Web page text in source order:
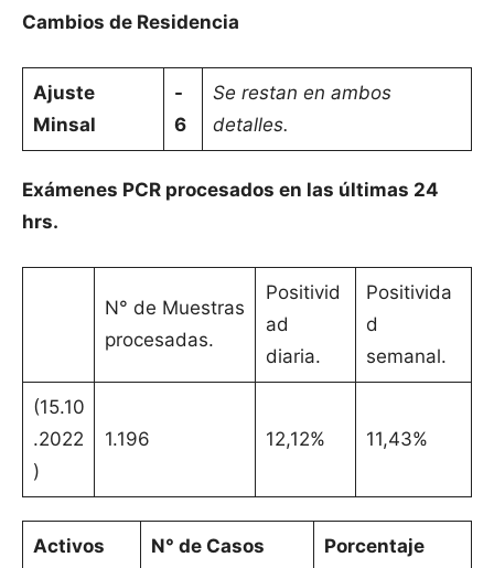
Cambios de Residencia
Ajuste
Minsal
-
6
Se restan en ambos
detalles.
Exámenes PCR procesados en las últimas 24
hrs.
N° de Muestras
procesadas.
Positivid
ad
diaria.
Positivida
d
semanal.
(15.10
.2022
)
1.196 12,12% 11,43%
Activos N° de Casos Porcentaje